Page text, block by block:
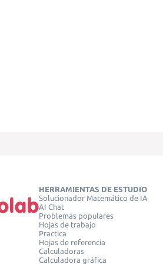
HERRAMIENTAS DE ESTUDIO
Solucionador Matemático de IA
AI Chat
Problemas populares
Hojas de trabajo
Practica
Hojas de referencia
Calculadoras
Calculadora gráfica